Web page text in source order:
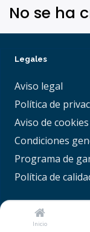
Inicio
No se ha
Legales
Aviso legal
Política de
Aviso de cookies
Condiciones
Programa de
Política de